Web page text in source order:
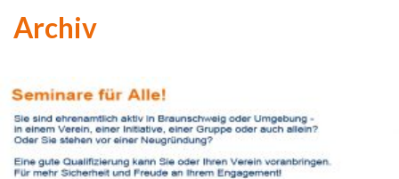
Archiv